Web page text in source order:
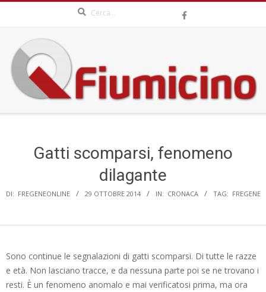
content
QFIUMICINO.COM
Gatti scomparsi, fenomeno
dilagante
DI: FREGENEONLINE 29 OTTOBRE 2014 IN: CRONACA TAG: FREGENE
Sono continue le segnalazioni di gatti scomparsi. Di tutte le razze
e età. Non lasciano tracce, e da nessuna parte poi se ne trovano i
resti. È un fenomeno anomalo e mai verificatosi prima, ma ora